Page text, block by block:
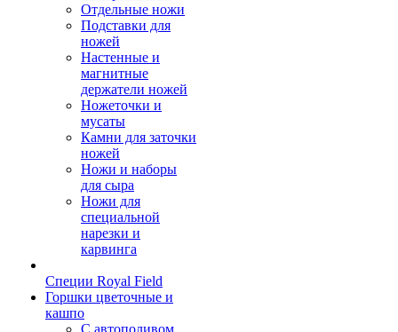
Отдельные ножи
Подставки для
ножей
Настенные и
магнитные
держатели ножей
Ножеточки и
мусаты
Камни для заточки
ножей
Ножи и наборы
для сыра
Ножи для
специальной
нарезки и
карвинга
Специи Royal Field
Горшки цветочные и
кашпо
С автополивом